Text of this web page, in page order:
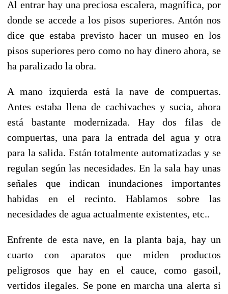
Al entrar hay una preciosa escalera, magnífica, por
donde se accede a los pisos superiores. Antón nos
dice que estaba previsto hacer un museo en los
pisos superiores pero como no hay dinero ahora, se
ha paralizado la obra.
A mano izquierda está la nave de compuertas.
Antes estaba llena de cachivaches y sucia, ahora
está bastante modernizada. Hay dos filas de
compuertas, una para la entrada del agua y otra
para la salida. Están totalmente automatizadas y se
regulan según las necesidades. En la sala hay unas
señales que indican inundaciones importantes
habidas en el recinto. Hablamos sobre las
necesidades de agua actualmente existentes, etc..
Enfrente de esta nave, en la planta baja, hay un
cuarto con aparatos que miden productos
peligrosos que hay en el cauce, como gasoil,
vertidos ilegales. Se pone en marcha una alerta si